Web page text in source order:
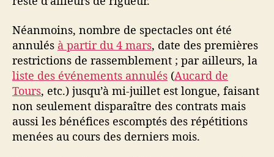
Néanmoins, nombre de spectacles ont été
annulés à partir du 4 mars, date des premières
restrictions de rassemblement ; par ailleurs, la
liste des événements annulés (Aucard de
Tours, etc.) jusqu’à mi-juillet est longue, faisant
non seulement disparaître des contrats mais
aussi les bénéfices escomptés des répétitions
menées au cours des derniers mois.